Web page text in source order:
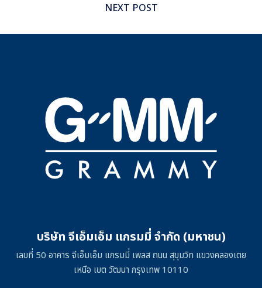
NEXT POST
บริษัท จีเอ็มเอ็ม แกรมมี่ จำกัด (มหาชน)
เลขที่ 50 อาคาร จีเอ็มเอ็ม แกรมมี่ เพลส ถนน สุขุมวิท แขวงคลองเตย
เหนือ เขต วัฒนา กรุงเทพ 10110